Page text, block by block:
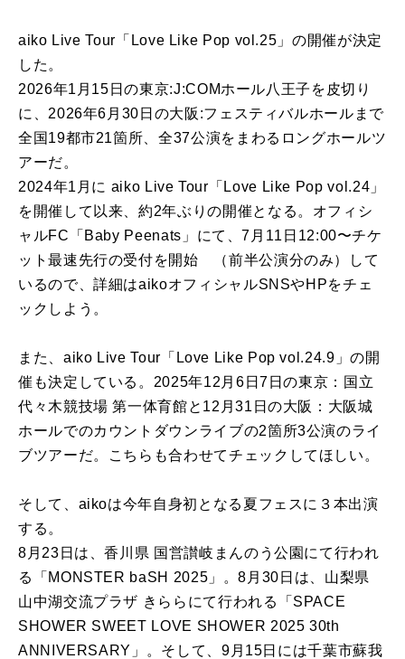
aiko Live Tour「Love Like Pop vol.25」の開催が決定
した。
2026年1月15日の東京:J:COMホール八王子を皮切り
に、2026年6月30日の大阪:フェスティバルホールまで
全国19都市21箇所、全37公演をまわるロングホールツ
アーだ。
2024年1月に aiko Live Tour「Love Like Pop vol.24」
を開催して以来、約2年ぶりの開催となる。オフィシ
ャルFC「Baby Peenats」にて、7月11日12:00〜チケ
ット最速先行の受付を開始 （前半公演分のみ）して
いるので、詳細はaikoオフィシャルSNSやHPをチェ
ックしよう。
また、aiko Live Tour「Love Like Pop vol.24.9」の開
催も決定している。2025年12月6日7日の東京：国立
代々木競技場 第一体育館と12月31日の大阪：大阪城
ホールでのカウントダウンライブの2箇所3公演のライ
ブツアーだ。こちらも合わせてチェックしてほしい。
そして、aikoは今年自身初となる夏フェスに３本出演
する。
8月23日は、香川県 国営讃岐まんのう公園にて行われ
る「MONSTER baSH 2025」。8月30日は、山梨県
山中湖交流プラザ きららにて行われる「SPACE
SHOWER SWEET LOVE SHOWER 2025 30th
ANNIVERSARY」。そして、9月15日には千葉市蘇我